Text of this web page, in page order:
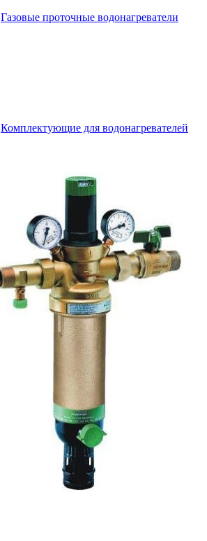
Газовые проточные водонагреватели
Комплектующие для водонагревателей